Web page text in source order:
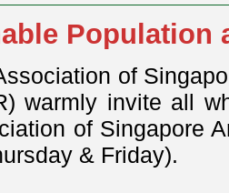
Population
of
warmly invite all
of Singapore
& Friday).